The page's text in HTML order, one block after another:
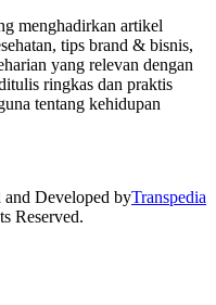
menghadirkan artikel
tips brand & bisnis,
yang relevan dengan
ringkas dan praktis
tentang kehidupan
Developed byTranspedia
Reserved.